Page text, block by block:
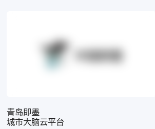
青岛即墨
城市大脑云平台